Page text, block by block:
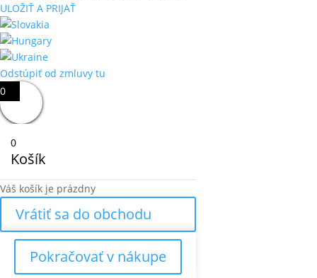
ULOŽIŤ A PRIJAŤ
Odstúpiť od zmluvy tu
0
0
Košík
Váš košík je prázdny
Vrátiť sa do obchodu
Pokračovať v nákupe